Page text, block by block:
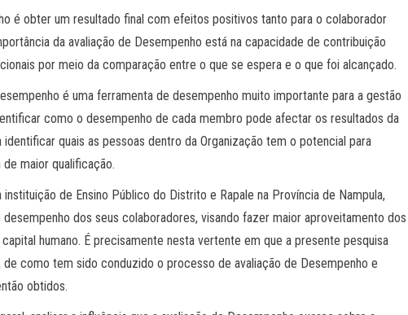
é obter um resultado final com efeitos positivos tanto para o colaborador
da avaliação de Desempenho está na capacidade de contribuição
por meio da comparação entre o que se espera e o que foi alcançado.
é uma ferramenta de desempenho muito importante para a gestão
como o desempenho de cada membro pode afectar os resultados da
quais as pessoas dentro da Organização tem o potencial para
maior qualificação.
instituição de Ensino Público do Distrito e Rapale na Província de Nampula,
dos seus colaboradores, visando fazer maior aproveitamento dos
humano. É precisamente nesta vertente em que a presente pesquisa
como tem sido conduzido o processo de avaliação de Desempenho e
obtidos.